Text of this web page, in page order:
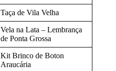
Taça de Vila Velha
Vela na Lata – Lembrança
de Ponta Grossa
Kit Brinco de Boton
Araucária